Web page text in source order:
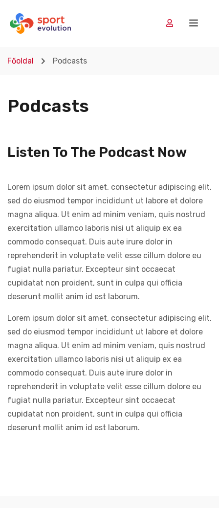
Főoldal Podcasts
Podcasts
Listen To The Podcast Now
Lorem ipsum dolor sit amet, consectetur adipiscing elit,
sed do eiusmod tempor incididunt ut labore et dolore
magna aliqua. Ut enim ad minim veniam, quis nostrud
exercitation ullamco laboris nisi ut aliquip ex ea
commodo consequat. Duis aute irure dolor in
reprehenderit in voluptate velit esse cillum dolore eu
fugiat nulla pariatur. Excepteur sint occaecat
cupidatat non proident, sunt in culpa qui officia
deserunt mollit anim id est laborum.
Lorem ipsum dolor sit amet, consectetur adipiscing elit,
sed do eiusmod tempor incididunt ut labore et dolore
magna aliqua. Ut enim ad minim veniam, quis nostrud
exercitation ullamco laboris nisi ut aliquip ex ea
commodo consequat. Duis aute irure dolor in
reprehenderit in voluptate velit esse cillum dolore eu
fugiat nulla pariatur. Excepteur sint occaecat
cupidatat non proident, sunt in culpa qui officia
deserunt mollit anim id est laborum.